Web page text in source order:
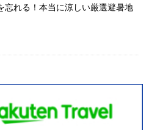
忘れる！本当に涼しい厳選避暑地